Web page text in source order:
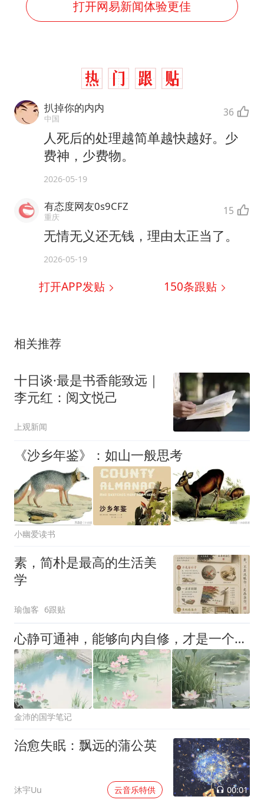
打开网易新闻体验更佳
扒掉你的内内
中国 36
人死后的处理越简单越快越好。少
费神，少费物。
2026-05-19
有态度网友0s9CFZ
重庆 15
无情无义还无钱，理由太正当了。
2026-05-19
打开APP发贴 150条跟贴
相关推荐
十日谈·最是书香能致远｜
李元红：阅文悦己
上观新闻
《沙乡年鉴》：如山一般思考
小幽爱读书
素，简朴是最高的生活美
学
瑜伽客 6跟贴
心静可通神，能够向内自修，才是一个人最高级的觉醒
金沛的国学笔记
治愈失眠：飘远的蒲公英
沐宇Uu 云音乐特供 00:01